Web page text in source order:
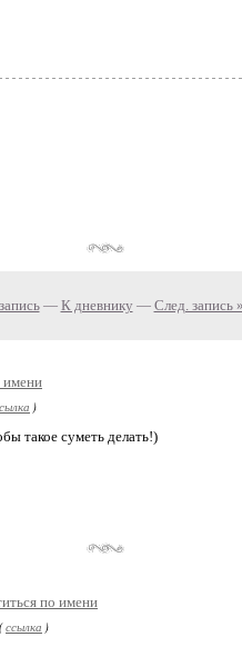
— К дневнику — След. запись »
имени
)
такое суметь делать!)
по имени
ссылка )